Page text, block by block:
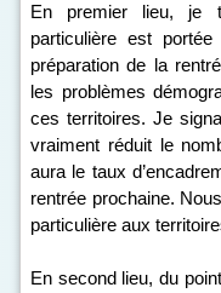
En premier lieu, je
particulière est
préparation de la
les problèmes
ces territoires. Je
vraiment réduit le
aura le taux
rentrée prochaine.
particulière aux
En second lieu, du